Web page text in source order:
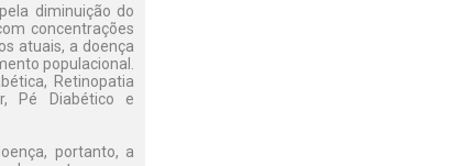
diminuição do
concentrações
atuais, a doença
populacional.
Retinopatia
Pé Diabético e
portanto, a